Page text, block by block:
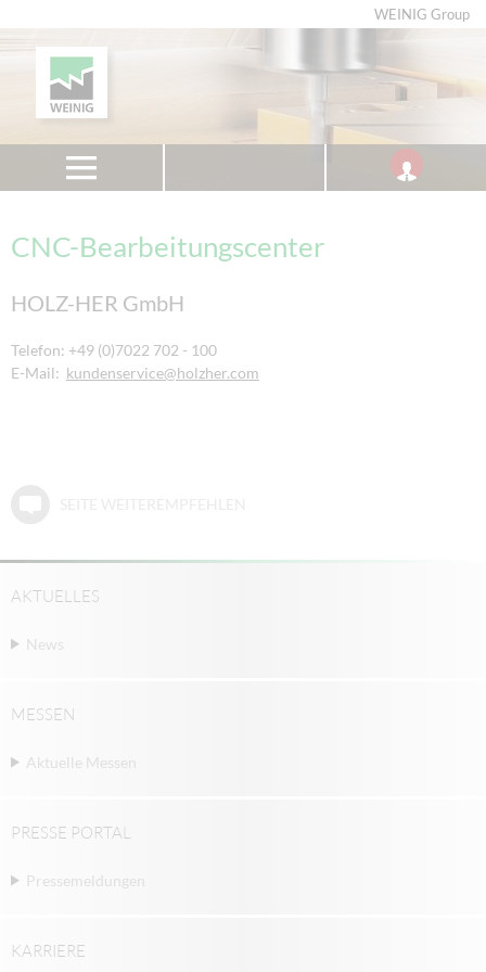
WEINIG Group
CNC-Bearbeitungscenter
HOLZ-HER GmbH
Telefon: +49 (0)7022 702 - 100
E-Mail: kundenservice@holzher.com
AKTUELLES
News
MESSEN
Aktuelle Messen
PRESSE PORTAL
Pressemeldungen
KARRIERE